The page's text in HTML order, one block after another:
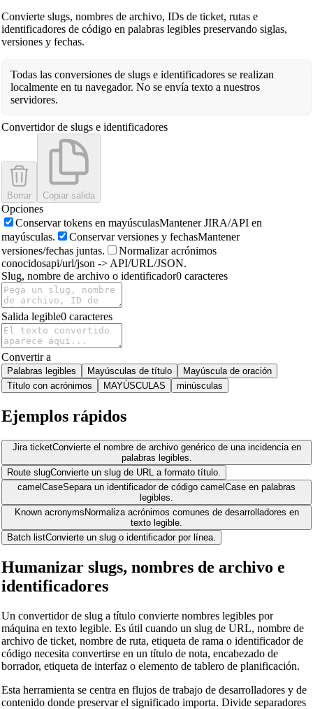
Convierte slugs, nombres de archivo, IDs de ticket, rutas e
identificadores de código en palabras legibles preservando siglas,
versiones y fechas.
Todas las conversiones de slugs e identificadores se realizan
localmente en tu navegador. No se envía texto a nuestros
servidores.
Convertidor de slugs e identificadores
Borrar Copiar salida
Opciones
Conservar tokens en mayúsculasMantener JIRA/API en
mayúsculas.
Conservar versiones y fechasMantener
versiones/fechas juntas.
Normalizar acrónimos
conocidosapi/url/json -> API/URL/JSON.
Slug, nombre de archivo o identificador0 caracteres
Salida legible0 caracteres
Convertir a
Palabras legibles Mayúsculas de título
Mayúscula de oración
Título con acrónimos
MAYÚSCULAS minúsculas
Ejemplos rápidos
Jira ticketConvierte el nombre de archivo genérico de una incidencia en
palabras legibles.
Route slugConvierte un slug de URL a formato título.
camelCaseSepara un identificador de código camelCase en palabras
legibles.
Known acronymsNormaliza acrónimos comunes de desarrolladores en
texto legible.
Batch listConvierte un slug o identificador por línea.
Humanizar slugs, nombres de archivo e
identificadores
Un convertidor de slug a título convierte nombres legibles por
máquina en texto legible. Es útil cuando un slug de URL, nombre de
archivo de ticket, nombre de ruta, etiqueta de rama o identificador de
código necesita convertirse en un título de nota, encabezado de
borrador, etiqueta de interfaz o elemento de tablero de planificación.
Esta herramienta se centra en flujos de trabajo de desarrolladores y de
contenido donde preservar el significado importa. Divide separadores